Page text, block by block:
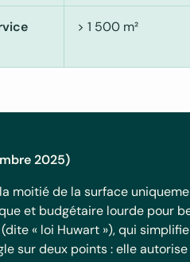
> 1 500 m²
2025)
moitié de la surface
et budgétaire lourde pour
« loi Huwart »), qui
sur deux points : elle